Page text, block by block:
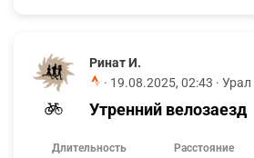
Ринат И.
· 19.08.2025, 02:43 · Урал
Утренний велозаезд
Длительность Расстояние